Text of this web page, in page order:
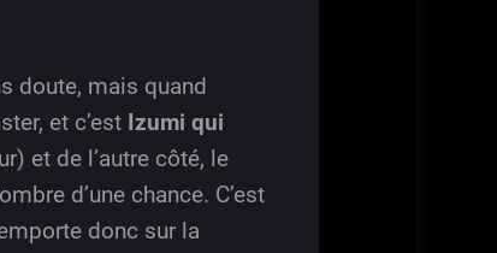
doute, mais quand
et c’est Izumi qui
et de l’autre côté, le
d’une chance. C’est
donc sur la